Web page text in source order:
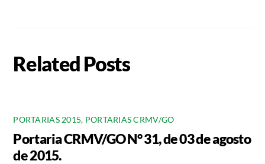
Related Posts
PORTARIAS 2015, PORTARIAS CRMV/GO
Portaria CRMV/GO N° 31, de 03 de agosto
de 2015.